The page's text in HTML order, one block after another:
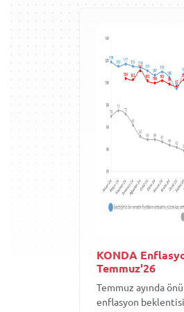
KONDA
Temmuz'26
Temmuz ayında
enflasyon